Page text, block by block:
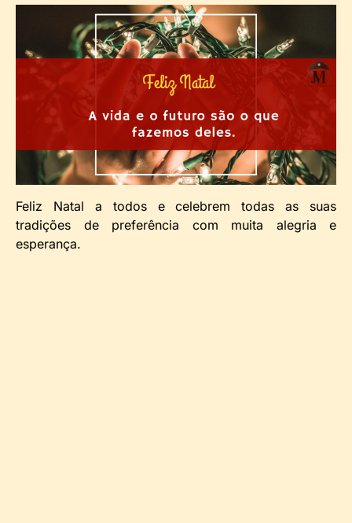
Feliz Natal a todos e celebrem todas as suas
tradições de preferência com muita alegria e
esperança.